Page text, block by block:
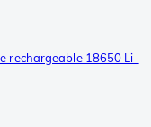
rechargeable 18650 Li-